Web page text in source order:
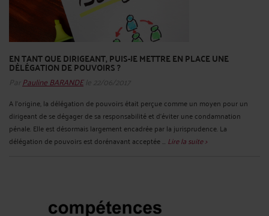
EN TANT QUE DIRIGEANT, PUIS-JE METTRE EN PLACE UNE
DÉLÉGATION DE POUVOIRS ?
Par Pauline BARANDEle 22/06/2017
A l’origine, la délégation de pouvoirs était perçue comme un moyen pour un
dirigeant de se dégager de sa responsabilité et d’éviter une condamnation
pénale. Elle est désormais largement encadrée par la jurisprudence. La
délégation de pouvoirs est dorénavant acceptée ... Lire la suite >